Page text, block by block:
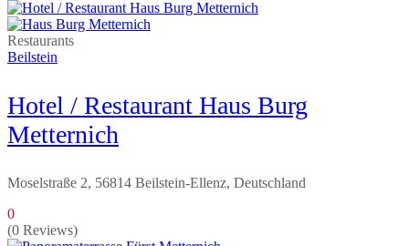
Restaurants
Beilstein
Hotel / Restaurant Haus Burg
Metternich
Moselstraße 2, 56814 Beilstein-Ellenz, Deutschland
0
(0 Reviews)